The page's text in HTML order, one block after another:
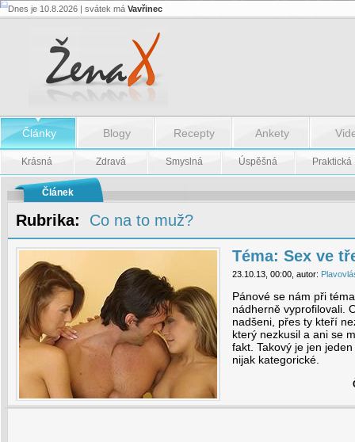
Téma:
třech
Dnes je 10.8.2026 | svátek má Vavřinec
Články Blogy Recepty Ankety
Krásná Zdravá Smyslná Úspěšná Praktická
Článek
Rubrika: Co na to muž?
Téma: Sex ve
23.10.13, 00:00, autor:
Pánové se nám při
nádherně vyprofilovali.
nadšeni, přes ty kteří
který nezkusil a ani se
fakt. Takový je jen
nijak kategorické.